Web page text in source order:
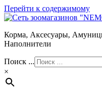
Перейти к содержимому
Корма, Аксесуары,
Наполнители
Поиск ...
×